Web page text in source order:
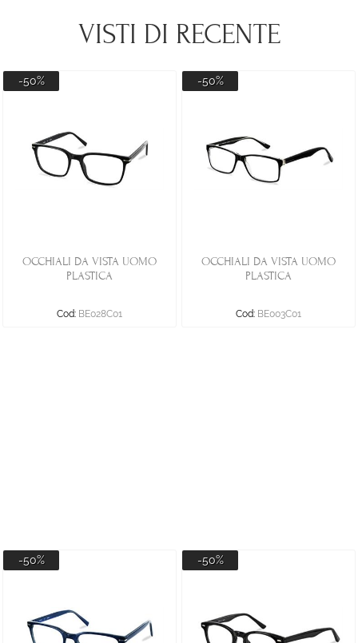
VISTI DI RECENTE
-50%
OCCHIALI DA VISTA UOMO
PLASTICA
Cod: BE028C01
-50%
OCCHIALI DA VISTA UOMO
PLASTICA
Cod: BE003C01
-50% -50%